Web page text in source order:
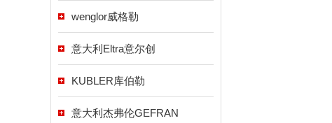
wenglor威格勒
意大利Eltra意尔创
KUBLER库伯勒
意大利杰弗伦GEFRAN